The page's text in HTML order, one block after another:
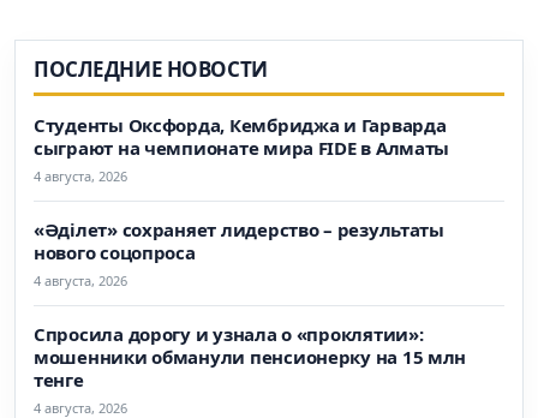
ПОСЛЕДНИЕ НОВОСТИ
Студенты Оксфорда, Кембриджа и Гарварда
сыграют на чемпионате мира FIDE в Алматы
4 августа, 2026
«Әділет» сохраняет лидерство – результаты
нового соцопроса
4 августа, 2026
Спросила дорогу и узнала о «проклятии»:
мошенники обманули пенсионерку на 15 млн
тенге
4 августа, 2026